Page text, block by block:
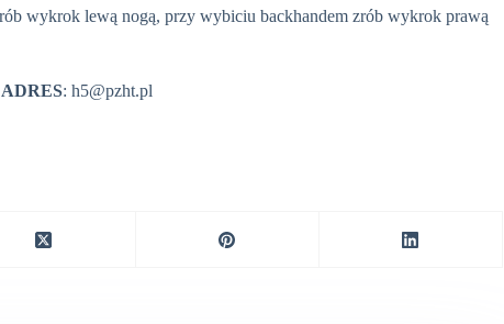
wykrok lewą nogą, przy wybiciu backhandem zrób wykrok prawą
: h5@pzht.pl